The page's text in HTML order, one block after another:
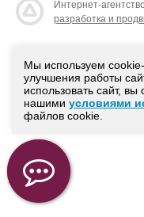
Интернет-
разработка и
Мы используем
улучшения работы
использовать сайт, вы
нашими условиями
файлов cookie.